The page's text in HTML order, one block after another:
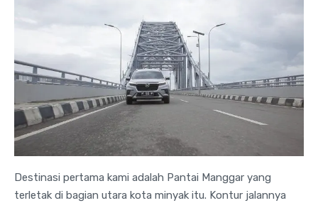
Destinasi pertama kami adalah Pantai Manggar yang
terletak di bagian utara kota minyak itu. Kontur jalannya